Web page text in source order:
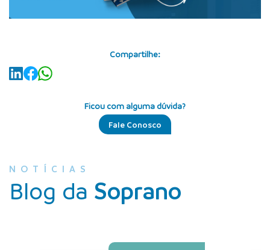
Compartilhe:
Ficou com alguma dúvida?
Fale Conosco
NOTÍCIAS
Blog da Soprano